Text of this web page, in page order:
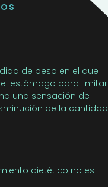
de peso en el que
estómago para limitar
una sensación de
de la cantidad
dietético no es